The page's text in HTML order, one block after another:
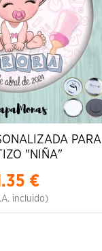
PARA
"NIÑA"
€
incluido)